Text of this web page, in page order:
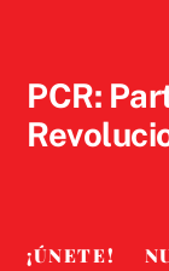
PCR:
¡ÚNETE!